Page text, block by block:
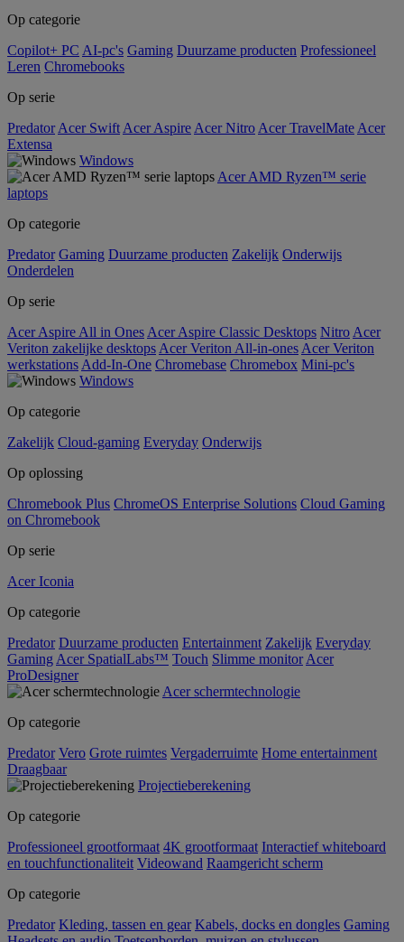
Op categorie
Copilot+ PC AI-pc's Gaming Duurzame producten Professioneel
Leren Chromebooks
Op serie
Predator Acer Swift Acer Aspire Acer Nitro Acer TravelMate Acer
Extensa
Windows
Acer AMD Ryzen™ serie
laptops
Op categorie
Predator Gaming Duurzame producten Zakelijk Onderwijs
Onderdelen
Op serie
Acer Aspire All in Ones Acer Aspire Classic Desktops Nitro Acer
Veriton zakelijke desktops Acer Veriton All-in-ones Acer Veriton
werkstations Add-In-One Chromebase Chromebox Mini-pc's
Windows
Op categorie
Zakelijk Cloud-gaming Everyday Onderwijs
Op oplossing
Chromebook Plus ChromeOS Enterprise Solutions Cloud Gaming
on Chromebook
Op serie
Acer Iconia
Op categorie
Predator Duurzame producten Entertainment Zakelijk Everyday
Gaming Acer SpatialLabs™ Touch Slimme monitor Acer
ProDesigner
Acer schermtechnologie
Op categorie
Predator Vero Grote ruimtes Vergaderruimte Home entertainment
Draagbaar
Projectieberekening
Op categorie
Professioneel grootformaat 4K grootformaat Interactief whiteboard
en touchfunctionaliteit Videowand Raamgericht scherm
Op categorie
Predator Kleding, tassen en gear Kabels, docks en dongles Gaming